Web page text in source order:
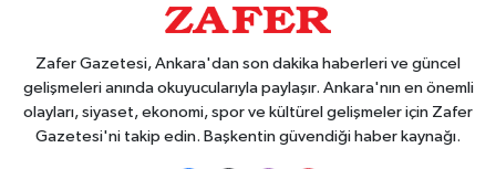
Zafer Gazetesi, Ankara'dan son dakika haberleri ve güncel
gelişmeleri anında okuyucularıyla paylaşır. Ankara'nın en önemli
olayları, siyaset, ekonomi, spor ve kültürel gelişmeler için Zafer
Gazetesi'ni takip edin. Başkentin güvendiği haber kaynağı.